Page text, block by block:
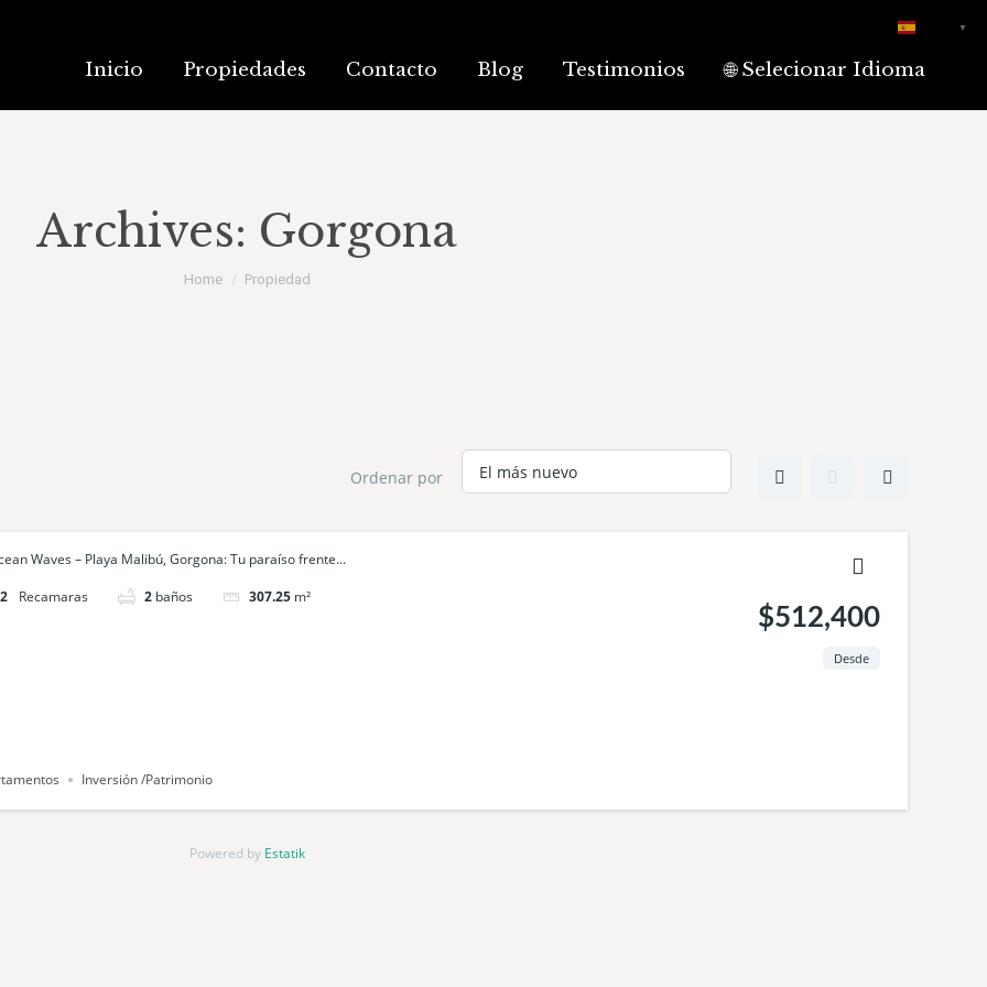
Inicio Propiedades Contacto Blog Testimonios 🌐 Selecionar Idioma
Archives: Gorgona
Home Propiedad
Ordenar por
Waves – Playa Malibú, Gorgona: Tu paraíso frente...
2 camas 2 baños 307.25 m²
$512,400
Desde
Inversión /Patrimonio
Powered by Estatik
▼